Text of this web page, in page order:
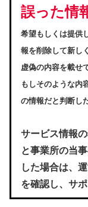
誤った情
希望もしくは提供
報を削除して新し
虚偽の内容を載せ
もしそのような内
の情報だと判断し
サービス情報
と事業所の当
した場合は、
を確認し、サポ